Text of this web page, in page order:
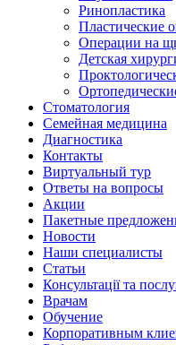
Ринопластика
Пластические
Операции на
Детская
Стоматология
Семейная медицина
Диагностика
Контакты
Виртуальный тур
Ответы на вопросы
Акции
Пакетные
Новости
Наши специалисты
Статьи
Консультації та
Врачам
Обучение
Корпоративным